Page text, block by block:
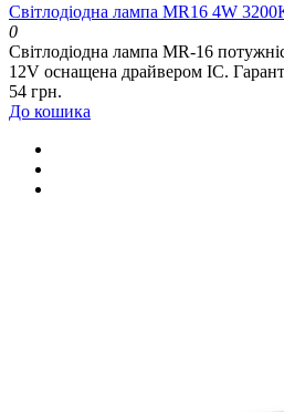
Світлодіодна лампа MR16 4W
0
Світлодіодна лампа MR-16
12V оснащена драйвером IC.
54 грн.
До кошика